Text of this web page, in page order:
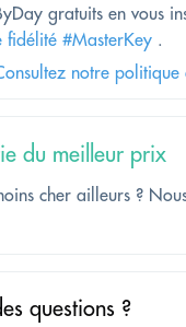
gratuits en vous
fidélité #MasterKey .
notre
du meilleur prix
cher ailleurs ?
questions ?